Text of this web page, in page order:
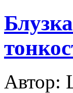
Автор: